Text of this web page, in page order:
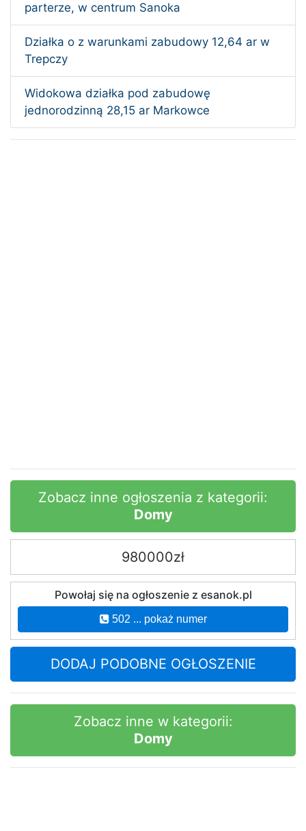
parterze, w centrum Sanoka
Działka o z warunkami zabudowy 12,64 ar w
Trepczy
Widokowa działka pod zabudowę
jednorodzinną 28,15 ar Markowce
Zobacz inne ogłoszenia z kategorii:
Domy
980000zł
Powołaj się na ogłoszenie z esanok.pl
502 ... pokaż numer
DODAJ PODOBNE OGŁOSZENIE
Zobacz inne w kategorii:
Domy